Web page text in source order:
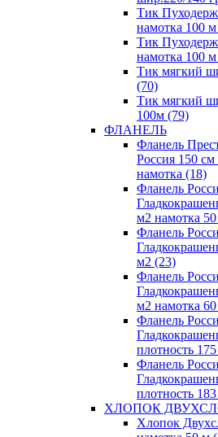
Тик
намотка 100
Тик
намотка 100
Тик мягкий
(70)
Тик мягкий
100м (79)
ФЛАНЕЛЬ
Фланель
Россия 150 см
намотка (18)
Фланель
м2 намотка
Фланель
м2 (23)
Фланель
м2 намотка
Фланель
плотность
Фланель
плотность
ХЛОПОК
Хлопок